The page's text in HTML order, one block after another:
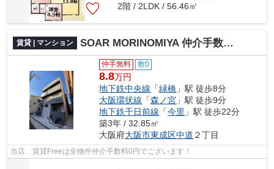
2階 / 2LDK / 56.46㎡
賃貸 | マンション SOAR MORINOMIYA 仲介手数料無料
仲手無料 敷0
8.8万円
地下鉄中央線 「緑橋 」駅 徒歩8分
大阪環状線 「森ノ宮 」駅 徒歩9分
地下鉄千日前線 「今里 」駅 徒歩22分
築3年 / 32.85㎡
大阪府大阪市東成区中道 ２丁目
当店、賃貸Freeは全物件仲介手数料0円でございます！